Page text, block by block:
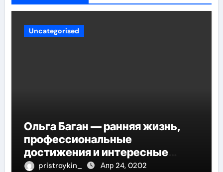
Uncategorised
Ольга Баган — ранняя жизнь,
профессиональные
достижения и интересные
факты
pristroykin_ Апр 24, 0202